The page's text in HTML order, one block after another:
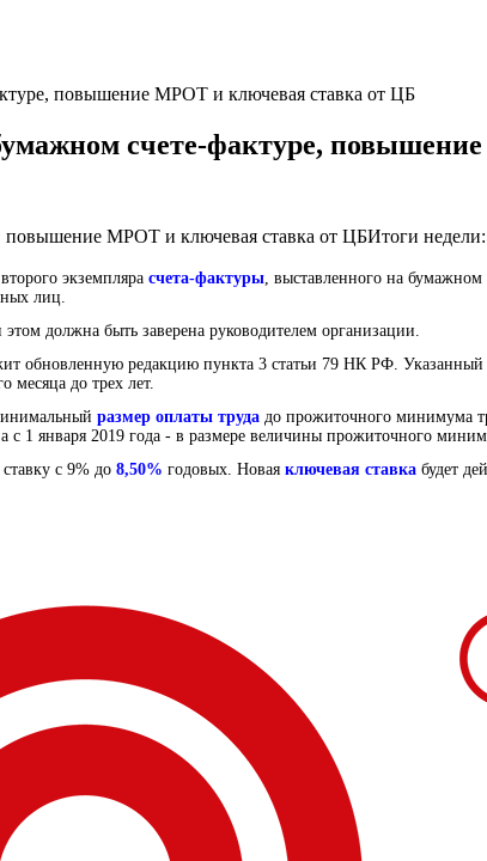
повышение МРОТ и ключевая ставка от ЦБ
счете-фактуре,
повышение МРОТ и ключевая ставка от ЦБИтоги
экземпляра счета-фактуры , выставленного на
лиц.
должна быть заверена руководителем организации.
обновленную редакцию пункта 3 статьи 79 НК РФ.
месяца до трех лет.
размер оплаты труда до прожиточного минимума
1 января 2019 года - в размере величины прожиточного
с 9% до 8,50% годовых. Новая ключевая ставка будет